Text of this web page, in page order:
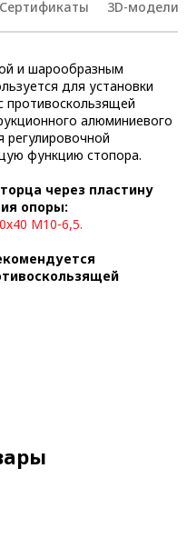
Сертификаты 3D-модели
и шарообразным
для установки
противоскользящей
алюминиевого
регулировочной
функцию стопора.
через пластину
опоры:
М10-6,5.